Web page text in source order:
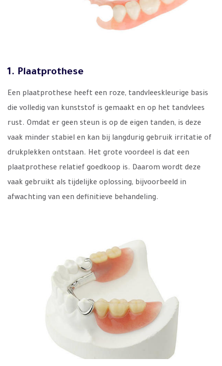
1. Plaatprothese
Een plaatprothese heeft een roze, tandvleeskleurige basis
die volledig van kunststof is gemaakt en op het tandvlees
rust. Omdat er geen steun is op de eigen tanden, is deze
vaak minder stabiel en kan bij langdurig gebruik irritatie of
drukplekken ontstaan. Het grote voordeel is dat een
plaatprothese relatief goedkoop is. Daarom wordt deze
vaak gebruikt als tijdelijke oplossing, bijvoorbeeld in
afwachting van een definitieve behandeling.